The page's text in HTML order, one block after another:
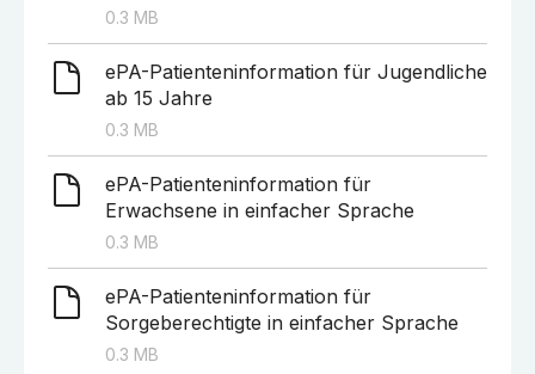
0.3 MB
ePA-Patienteninformation für Jugendliche
ab 15 Jahre
0.3 MB
ePA-Patienteninformation für
Erwachsene in einfacher Sprache
0.3 MB
ePA-Patienteninformation für
Sorgeberechtigte in einfacher Sprache
0.3 MB